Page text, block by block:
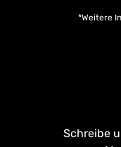
*Weitere
Schreibe